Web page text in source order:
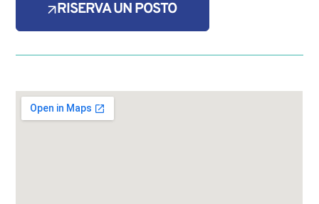
RISERVA UN POSTO